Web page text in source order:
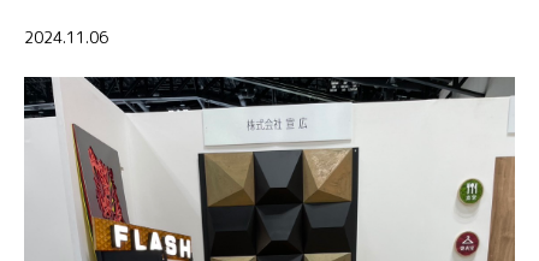
2024.11.06